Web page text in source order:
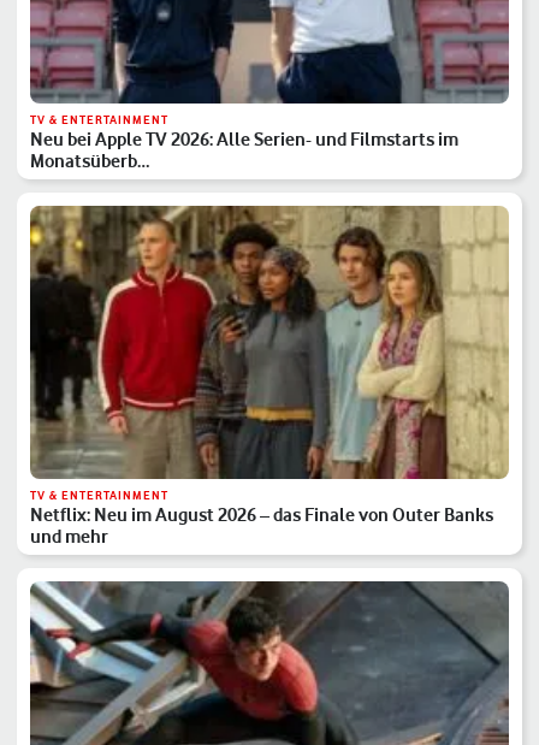
TV & ENTERTAINMENT
Neu bei Apple TV 2026: Alle Serien- und Filmstarts im
Monatsüberb…
TV & ENTERTAINMENT
Netflix: Neu im August 2026 – das Finale von Outer Banks
und mehr